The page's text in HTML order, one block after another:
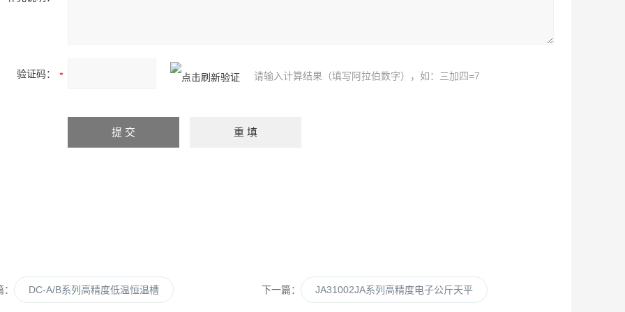
验证码： 请输入计算结果（填写阿拉伯数字），如：三加四=7
DC-A/B系列高精度低温恒温槽 下一篇： JA31002JA系列高精度电子公斤天平